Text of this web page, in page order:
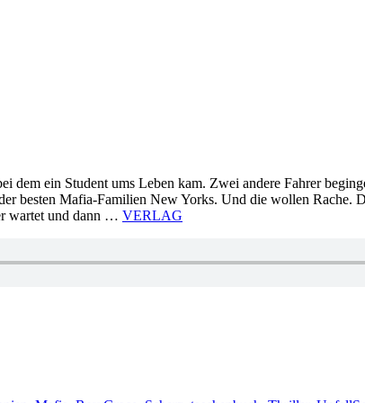
dem ein Student ums Leben kam. Zwei andere Fahrer
besten Mafia-Familien New Yorks. Und die wollen Rache.
wartet und dann … VERLAG